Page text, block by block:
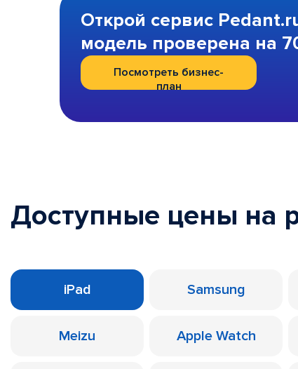
Открой сервис
модель проверена на
Посмотреть бизнес-
план
Доступные цены на
iPad Samsung
Meizu Apple Watch